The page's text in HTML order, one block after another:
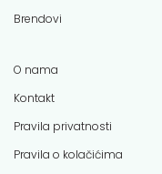
Brendovi
O nama
Kontakt
Pravila privatnosti
Pravila o kolačićima